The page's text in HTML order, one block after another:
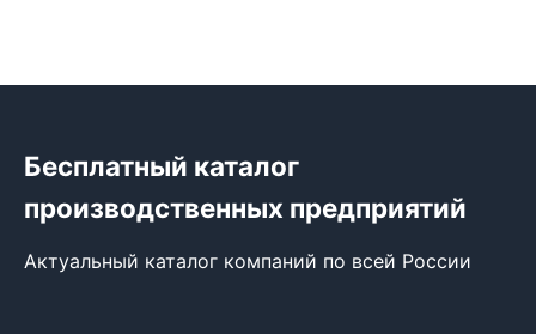
Бесплатный каталог
производственных предприятий
Актуальный каталог компаний по всей России